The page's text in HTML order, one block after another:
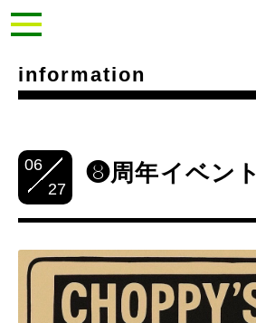
information
06
27
❽周年イベント